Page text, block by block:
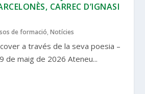
CARREC D’IGNASI
de formació,Notícies
a través de la seva poesia –
de maig de 2026 Ateneu...